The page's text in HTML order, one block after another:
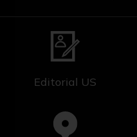
Editorial US